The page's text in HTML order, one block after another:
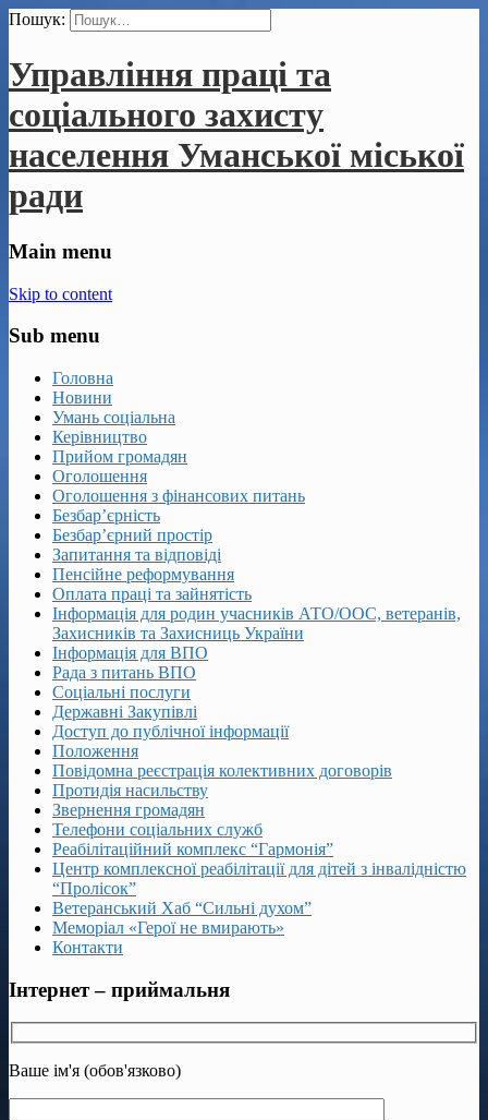
Пошук:
Управління праці та
соціального захисту
населення Уманської міської
ради
Main menu
Skip to content
Sub menu
Головна
Новини
Умань соціальна
Керівництво
Прийом громадян
Оголошення
Оголошення з фінансових питань
Безбар’єрність
Безбар’єрний простір
Запитання та відповіді
Пенсійне реформування
Оплата праці та зайнятість
Інформація для родин учасників АТО/ООС, ветеранів,
Захисників та Захисниць України
Інформація для ВПО
Рада з питань ВПО
Соціальні послуги
Державні Закупівлі
Доступ до публічної інформації
Положення
Повідомна реєстрація колективних договорів
Протидія насильству
Звернення громадян
Телефони соціальних служб
Реабілітаційний комплекс “Гармонія”
Центр комплексної реабілітації для дітей з інвалідністю
“Пролісок”
Ветеранський Хаб “Сильні духом”
Меморіал «Герої не вмирають»
Контакти
Інтернет – приймальня
Ваше ім'я (обов'язково)